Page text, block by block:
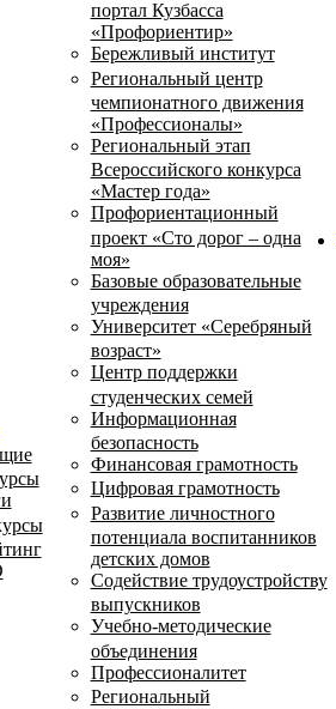
портал Кузбасса
«Профориентир»
Бережливый институт
Региональный центр
чемпионатного движения
«Профессионалы»
Региональный этап
Всероссийского конкурса
«Мастер года»
Профориентационный
проект «Сто дорог – одна
моя»
Базовые образовательные
учреждения
Университет «Серебряный
возраст»
Центр поддержки
студенческих семей
Информационная
безопасность
Финансовая грамотность
Цифровая грамотность
Развитие личностного
потенциала воспитанников
детских домов
Содействие трудоустройству
выпускников
Учебно-методические
объединения
Профессионалитет
Региональный